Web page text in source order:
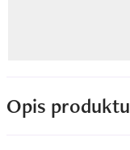
Opis produktu